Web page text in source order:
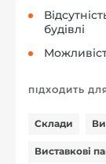
будівлі
ПІДХОДИТЬ
Склади
Виставкові